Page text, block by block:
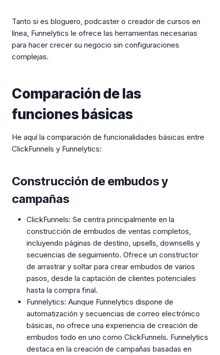
Tanto si es bloguero, podcaster o creador de cursos en
línea, Funnelytics le ofrece las herramientas necesarias
para hacer crecer su negocio sin configuraciones
complejas.
Comparación de las
funciones básicas
He aquí la comparación de funcionalidades básicas entre
ClickFunnels y Funnelytics:
Construcción de embudos y
campañas
ClickFunnels: Se centra principalmente en la
construcción de embudos de ventas completos,
incluyendo páginas de destino, upsells, downsells y
secuencias de seguimiento. Ofrece un constructor
de arrastrar y soltar para crear embudos de varios
pasos, desde la captación de clientes potenciales
hasta la compra final.
Funnelytics: Aunque Funnelytics dispone de
automatización y secuencias de correo electrónico
básicas, no ofrece una experiencia de creación de
embudos todo en uno como ClickFunnels. Funnelytics
destaca en la creación de campañas basadas en